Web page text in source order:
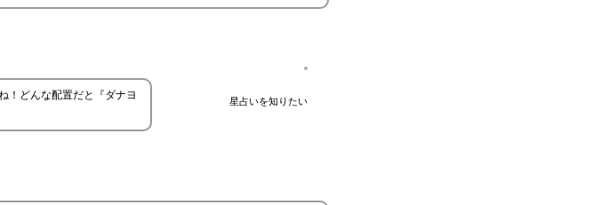
星占いを知りたい
！どんな配置だと『ダナヨ